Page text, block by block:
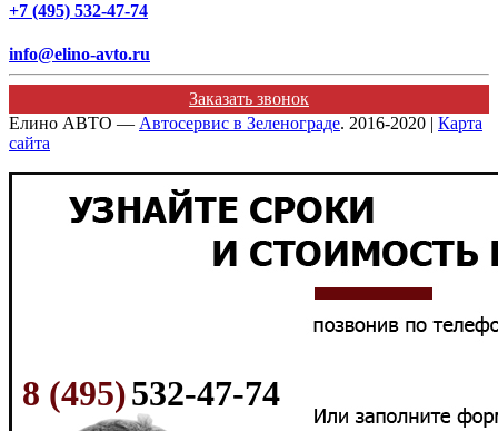
+7 (495) 532-47-74
info@elino-avto.ru
Заказать звонок
Елино АВТО — Автосервис в Зеленограде. 2016-2020 | Карта
сайта
8 (495)532-47-74